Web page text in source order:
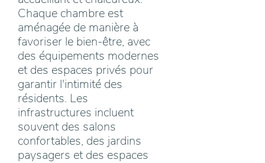
Chaque chambre est
aménagée de manière à
favoriser le bien-être, avec
des équipements modernes
et des espaces privés pour
garantir l'intimité des
résidents. Les
infrastructures incluent
souvent des salons
confortables, des jardins
paysagers et des espaces